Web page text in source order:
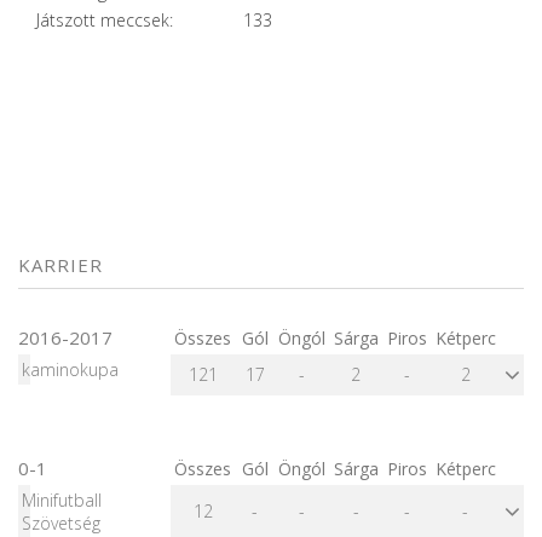
Játszott meccsek:
133
KARRIER
2016-2017 Összes Gól Öngól Sárga Piros Kétperc
kaminokupa
121 17 - 2 - 2
0-1 Összes Gól Öngól Sárga Piros Kétperc
Minifutball
Szövetség
12 - - - - -